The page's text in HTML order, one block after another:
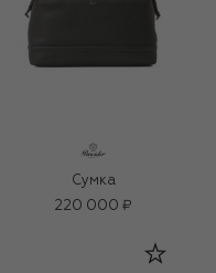
Сумка
220 000 ₽